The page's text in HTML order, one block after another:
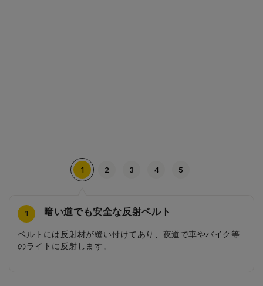
1 暗い道でも安全な反射ベルト
ベルトには反射材が縫い付けてあり、夜道で車やバイク等
のライトに反射します。
2 丈夫な大マチ
角部の強化ガードで、生地を二重にし補強しています。
3 大きく丸い反射びょう
カブセのおおきな反射びょうは、ランドセルのアクセント
になると同時に夜道で車等のライトに反射し、後ろから来
4 シンプルで丈夫な内装
シンプルで丈夫なカブセ裏と内張りは、お手入れし易く、
長期間大切な教科書や文房具を守ります。
5 シンプルな前ポケット
シンプルで使いやすい前ポケット。お名前カードも大き
く、見やすいつくりになっています。
1 2 3 4 5